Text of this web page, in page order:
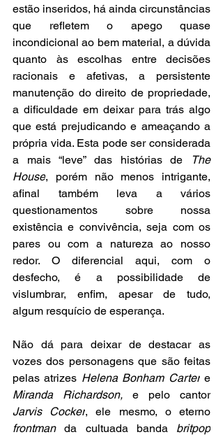
estão inseridos, há ainda circunstâncias
que refletem o apego quase
incondicional ao bem material, a dúvida
quanto às escolhas entre decisões
racionais e afetivas, a persistente
manutenção do direito de propriedade,
a dificuldade em deixar para trás algo
que está prejudicando e ameaçando a
própria vida. Esta pode ser considerada
a mais “leve” das histórias de
The
House, porém não menos intrigante,
afinal também leva a vários
questionamentos sobre nossa
existência e convivência, seja com os
pares ou com a natureza ao nosso
redor. O diferencial aqui, com o
desfecho, é a possibilidade de
vislumbrar, enfim, apesar de tudo,
algum resquício de esperança.
Não dá para deixar de destacar as
vozes dos personagens que são feitas
pelas atrizes Helena Bonham Carter e
Miranda Richardson, e pelo cantor
Jarvis Cocker
frontman da cultuada banda britpop